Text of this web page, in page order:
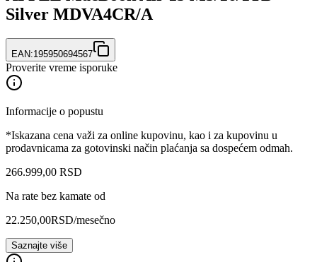
Silver MDVA4CR/A
EAN:195950694567
Proverite vreme isporuke
Informacije o popustu
*Iskazana cena važi za online kupovinu, kao i za kupovinu u
prodavnicama za gotovinski način plaćanja sa dospećem odmah.
266.999,00 RSD
Na rate bez kamate od
22.250,00RSD/mesečno
Saznajte više